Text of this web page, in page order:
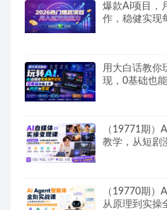
爆款Ai项目，
作，稳健实现
用大白话教你
现，0基础也
（19771期）
教学，从短剧
（19770期）
从原理到实操